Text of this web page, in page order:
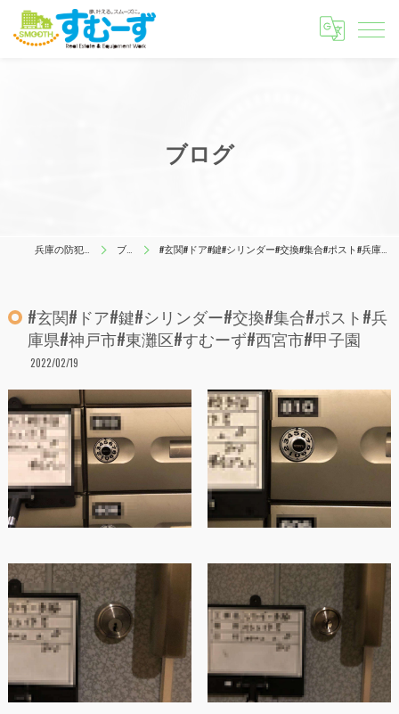
ブログ
兵庫の防犯はすむーず ブログ #玄関#ドア#鍵#シリンダー#交換#集合#ポスト#兵庫県#神戸市#東灘区#すむーず#西宮市#甲子園
#玄関#ドア#鍵#シリンダー#交換#集合#ポスト#兵
庫県#神戸市#東灘区#すむーず#西宮市#甲子園
2022/02/19